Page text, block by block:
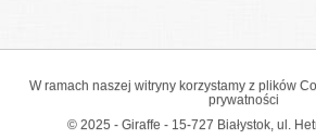
W ramach naszej witryny korzystamy z plików
prywatności
© 2025 - Giraffe - 15-727 Białystok, ul.